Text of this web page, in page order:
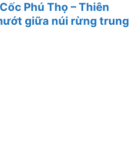
Phú Thọ – Thiên
giữa núi rừng trung